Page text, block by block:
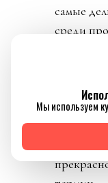
самые
среди
Сектор
выселить
открыть
Мы используем